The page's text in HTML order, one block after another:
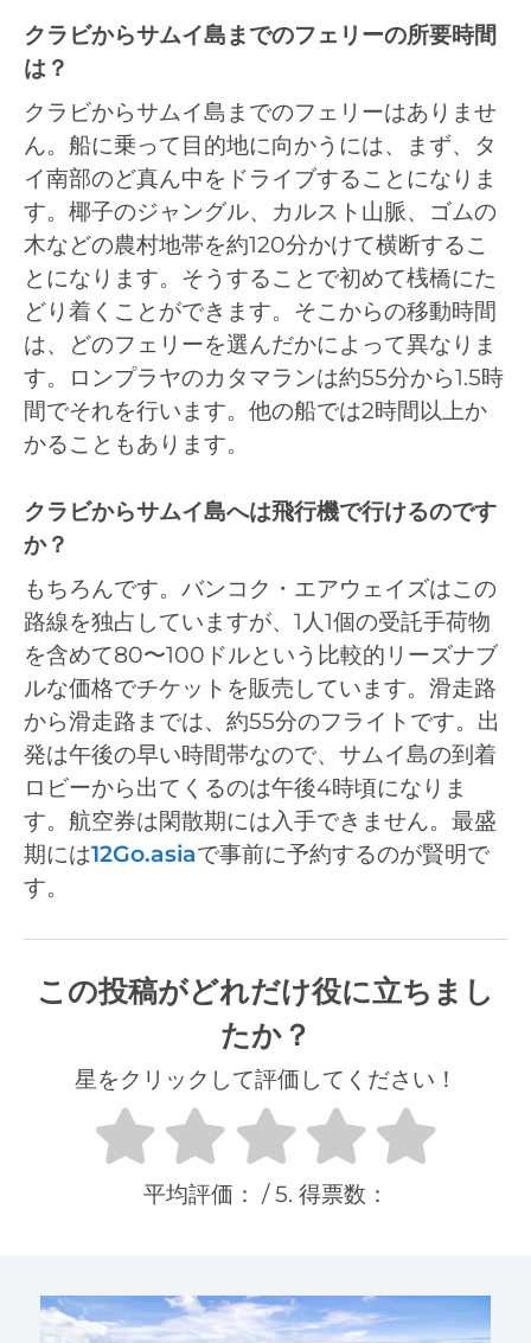
クラビからサムイ島までのフェリーの所要時間
は？
クラビからサムイ島までのフェリーはありませ
ん。船に乗って目的地に向かうには、まず、タ
イ南部のど真ん中をドライブすることになりま
す。椰子のジャングル、カルスト山脈、ゴムの
木などの農村地帯を約120分かけて横断するこ
とになります。そうすることで初めて桟橋にた
どり着くことができます。そこからの移動時間
は、どのフェリーを選んだかによって異なりま
す。ロンプラヤのカタマランは約55分から1.5時
間でそれを行います。他の船では2時間以上か
かることもあります。
クラビからサムイ島へは飛行機で行けるのです
か？
もちろんです。バンコク・エアウェイズはこの
路線を独占していますが、1人1個の受託手荷物
を含めて80〜100ドルという比較的リーズナブ
ルな価格でチケットを販売しています。滑走路
から滑走路までは、約55分のフライトです。出
発は午後の早い時間帯なので、サムイ島の到着
ロビーから出てくるのは午後4時頃になりま
す。航空券は閑散期には入手できません。最盛
期には12Go.asiaで事前に予約するのが賢明で
す。
この投稿がどれだけ役に立ちまし
たか？
星をクリックして評価してください！
平均評価： / 5. 得票数：